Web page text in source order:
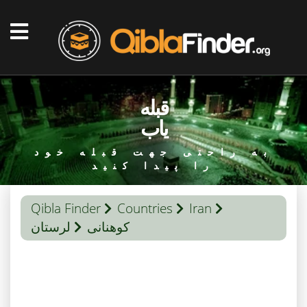
قبله
یاب
به راحتی جهت قبله خود
را پیدا کنید
Qibla Finder Countries
Iran
لرستان
کوهنانی